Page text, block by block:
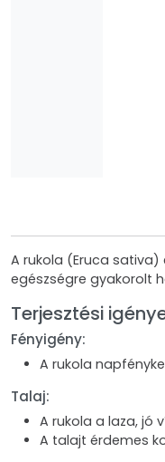
A rukola (Eruca
egészségre gyakorolt
Terjesztési
Fényigény:
A rukola
Talaj:
A rukola a laza, jó
A talajt érdemes